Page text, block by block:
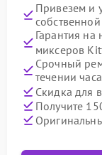
Привезем и
Гарантия
миксеров
Срочный
течении часа
Скидка для
Получите